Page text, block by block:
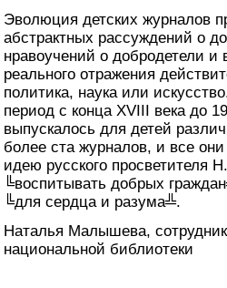
Эволюция детских журналов
абстрактных рассуждений о
нравоучений о добродетели и
реального отражения
политика, наука или
период с конца XVIII века до
выпускалось для детей
более ста журналов, и все
идею русского просветителя
╚воспитывать добрых
╚для сердца и разума╩.
Наталья Малышева,
национальной библиотеки